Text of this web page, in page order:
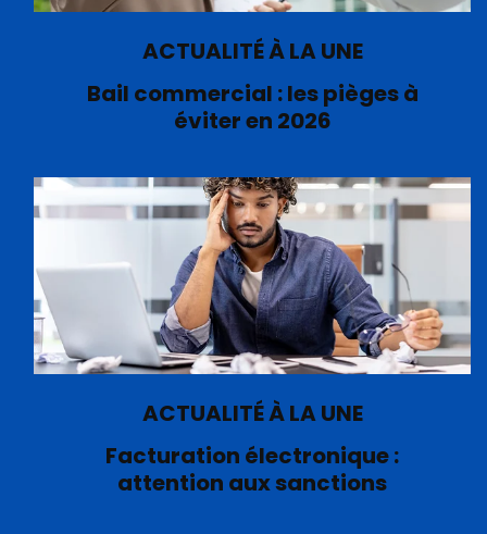
ACTUALITÉ À LA UNE
Bail commercial : les pièges à
éviter en 2026
ACTUALITÉ À LA UNE
Facturation électronique :
attention aux sanctions